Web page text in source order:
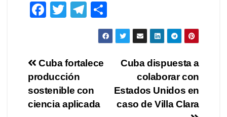
F
e
b
o
o
T
er
T
el
gr
m
h
ar
Post
navigation
Cuba dispuesta a
colaborar con
Estados Unidos en
caso de Villa Clara
Cuba fortalece
producción
sostenible con
ciencia aplicada